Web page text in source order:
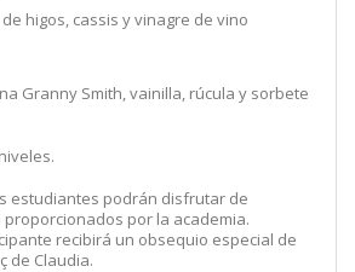
higos, cassis y vinagre de vino
Granny Smith, vainilla, rúcula y sorbete
estudiantes podrán disfrutar de
por la academia.
recibirá un obsequio especial de
de Claudia.